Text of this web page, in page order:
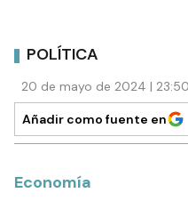
POLÍTICA
20 de mayo de 2024 |
Añadir como fuente en
Economía